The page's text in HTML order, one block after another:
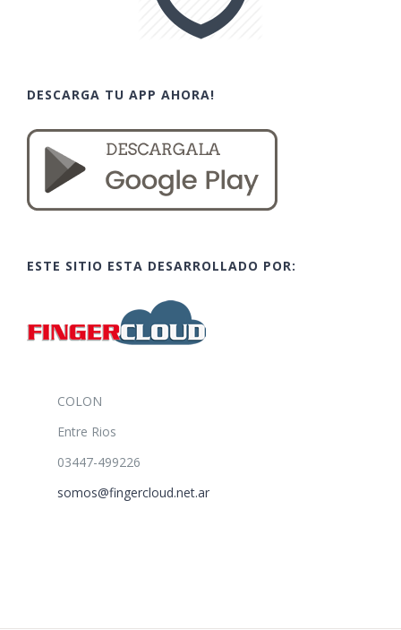
DESCARGA TU APP AHORA!
ESTE SITIO ESTA DESARROLLADO POR:
COLON
Entre Rios
03447-499226
somos@fingercloud.net.ar